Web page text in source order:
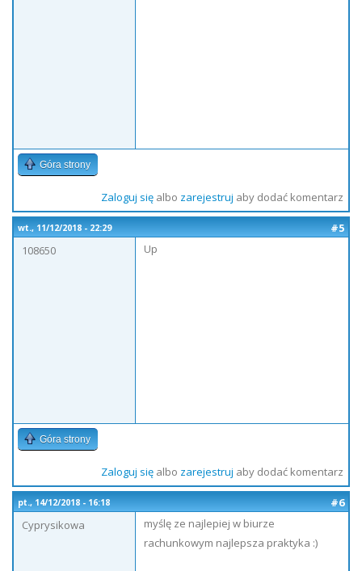
Góra strony
Zaloguj sięalbo zarejestruj aby dodać komentarz
wt., 11/12/2018 - 22:29
#5
108650
Up
Góra strony
Zaloguj sięalbo zarejestruj aby dodać komentarz
pt., 14/12/2018 - 16:18
#6
Cyprysikowa
myślę ze najlepiej w biurze
rachunkowym najlepsza praktyka :)